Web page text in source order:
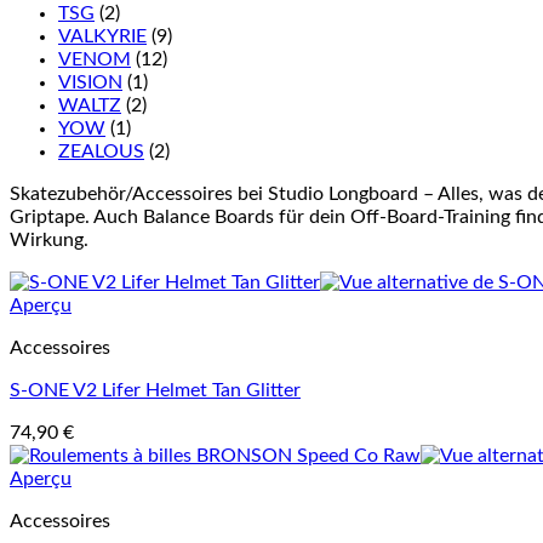
TSG (2)
VALKYRIE (9)
VENOM (12)
VISION (1)
WALTZ (2)
YOW (1)
ZEALOUS (2)
Skatezubehör/Accessoires bei Studio Longboard – Alles, was
Griptape. Auch Balance Boards für dein Off-Board-Training
Wirkung.
Aperçu
Accessoires
S-ONE V2 Lifer Helmet Tan Glitter
74,90 €
Aperçu
Accessoires